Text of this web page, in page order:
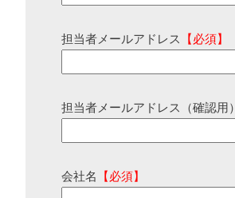
担当者メールアドレス 【必須】
担当者メールアドレス（確認用）
会社名 【必須】